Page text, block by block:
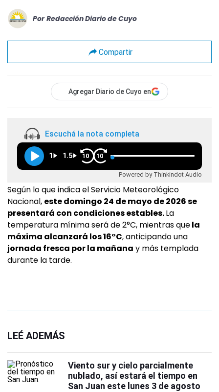
Por Redacción Diario de Cuyo
Compartir
Agregar Diario de Cuyo en
Escuchá la nota completa
1 1.5 10 10
Powered by Thinkindot Audio
Según lo que indica el Servicio Meteorológico
Nacional, este domingo 24 de mayo de 2026 se
presentará con condiciones estables.La
temperatura mínima será de 2°C, mientras quela
máxima alcanzará los 16°C, anticipando una
jornada fresca por la mañana y más templada
durante la tarde.
LEÉ ADEMÁS
Viento sur y cielo parcialmente
nublado, así estará el tiempo en
San Juan este lunes 3 de agosto